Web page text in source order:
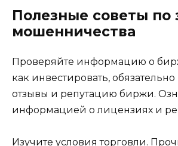
Полезные советы по
мошенничества
Проверяйте информацию о
как инвестировать, обязательно
отзывы и репутацию биржи.
информацией о лицензиях и
Изучите условия торговли.